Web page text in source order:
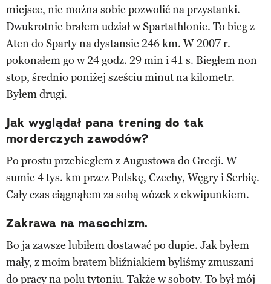
miejsce, nie można sobie pozwolić na przystanki.
Dwukrotnie brałem udział w Spartathlonie. To bieg z
Aten do Sparty na dystansie 246 km. W 2007 r.
pokonałem go w 24 godz. 29 min i 41 s. Biegłem non
stop, średnio poniżej sześciu minut na kilometr.
Byłem drugi.
Jak wyglądał pana trening do tak
morderczych zawodów?
Po prostu przebiegłem z Augustowa do Grecji. W
sumie 4 tys. km przez Polskę, Czechy, Węgry i Serbię.
Cały czas ciągnąłem za sobą wózek z ekwipunkiem.
Zakrawa na masochizm.
Bo ja zawsze lubiłem dostawać po dupie. Jak byłem
mały, z moim bratem bliźniakiem byliśmy zmuszani
do pracy na polu tytoniu. Także w soboty. To był mój